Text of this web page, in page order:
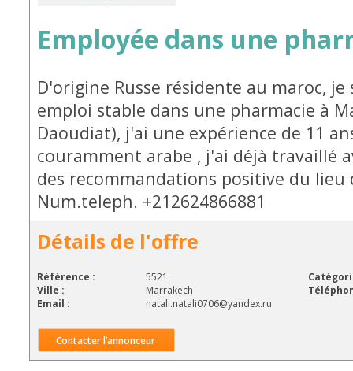
Employée dans une
D'origine Russe résidente au maroc,
emploi stable dans une pharmacie à
Daoudiat), j'ai une expérience de 11
couramment arabe , j'ai déjà travaillé
des recommandations positive du
Num.teleph. +212624866881
Détails de l'offre
Référence : 5521
Ville :
Marrakech
Email :
natali.natali0706@yandex.ru
Contacter l’annonceur